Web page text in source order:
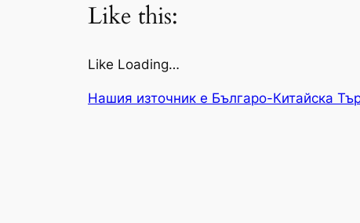
Like this:
Like Loading…
Нашия източник е Българо-Китайска